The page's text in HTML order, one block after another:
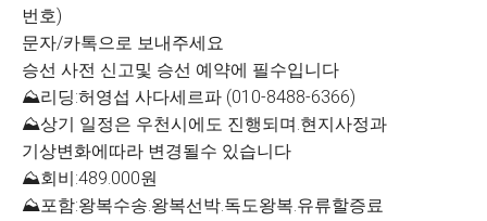
번호)
문자/카톡으로 보내주세요
승선 사전 신고및 승선 예약에 필수입니다
⛰리딩:허영섭 사다세르파 (010-8488-6366)
⛰상기 일정은 우천시에도 진행되며.현지사정과
기상변화에따라 변경될수 있습니다
⛰회비:489.000원
⛰포함:왕복수송.왕복선박.독도왕복.유류할증료